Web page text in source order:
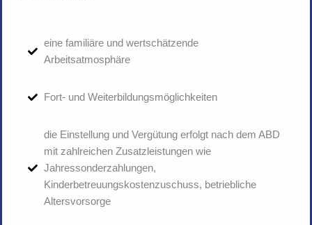
eine familiäre und wertschätzende
Arbeitsatmosphäre
Fort- und Weiterbildungsmöglichkeiten
die Einstellung und Vergütung erfolgt nach dem ABD
mit zahlreichen Zusatzleistungen wie
Jahressonderzahlungen,
Kinderbetreuungskostenzuschuss, betriebliche
Altersvorsorge